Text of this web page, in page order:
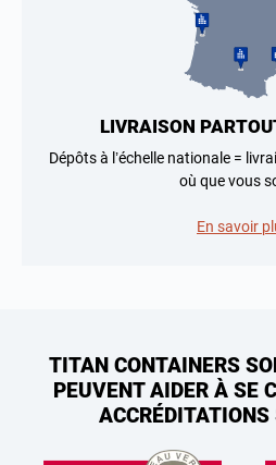
LIVRAISON
Dépôts à l’échelle nationale =
où que vous
En savoir
TITAN CONTAINERS
PEUVENT AIDER À SE